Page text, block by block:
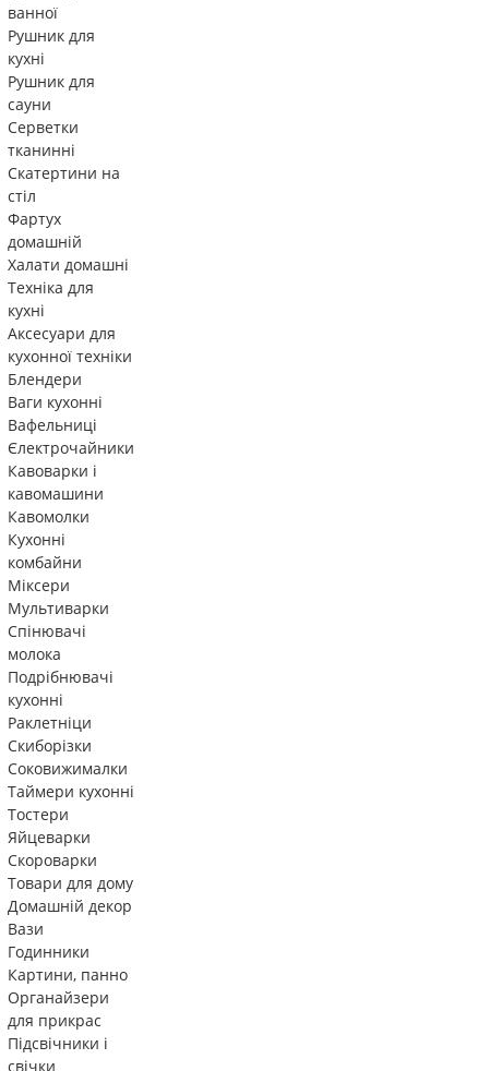
ванної
Рушник для
кухні
Рушник для
сауни
Серветки
тканинні
Скатертини на
стіл
Фартух
домашній
Халати домашні
Техніка для
кухні
Аксесуари для
кухонної техніки
Блендери
Ваги кухонні
Вафельниці
Єлектрочайники
Кавоварки і
кавомашини
Кавомолки
Кухонні
комбайни
Міксери
Мультиварки
Спінювачі
молока
Подрібнювачі
кухонні
Раклетніци
Скиборізки
Соковижималки
Таймери кухонні
Тостери
Яйцеварки
Скороварки
Товари для дому
Домашній декор
Вази
Годинники
Картини, панно
Органайзери
для прикрас
Підсвічники і
свічки